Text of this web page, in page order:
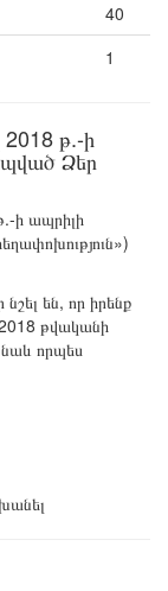
40
1
թ.-ի
Ձեր
ի ապրիլի
են, որ իրենք
թվականի
նաև որպես